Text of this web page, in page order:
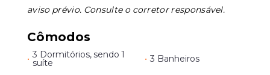
aviso prévio. Consulte o corretor responsável.
Cômodos
• 3 Dormitórios, sendo 1
suíte • 3 Banheiros